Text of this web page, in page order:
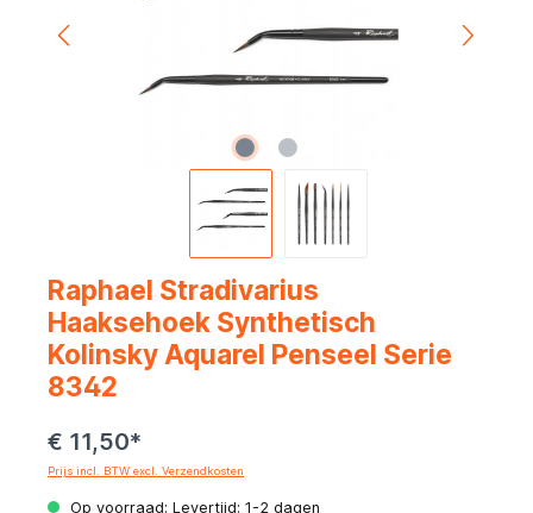
Raphael Stradivarius
Haaksehoek Synthetisch
Kolinsky Aquarel Penseel Serie
8342
€ 11,50*
Prijs incl. BTW excl. Verzendkosten
Op voorraad: Levertijd: 1-2 dagen